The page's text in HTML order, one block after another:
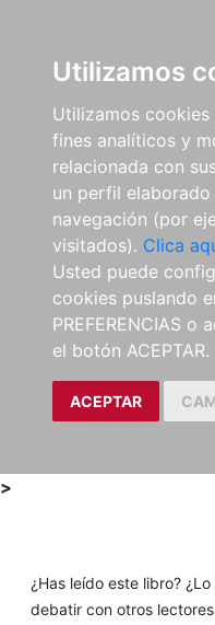
Utilizamos
Utilizamos
fines analíticos y
relacionada con
un perfil
navegación (por
visitados). Clica
Usted puede
cookies puslando
PREFERENCIAS o
el botón ACEPTAR.
ACEPTAR
>
¿Has leído este libro?
debatir con otros